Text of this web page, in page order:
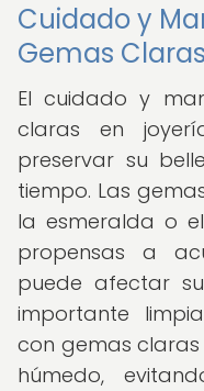
Cuidado y
Gemas
El cuidado y
claras en
preservar su
tiempo. Las
la esmeralda o
propensas a
puede afectar
importante
con gemas
húmedo,